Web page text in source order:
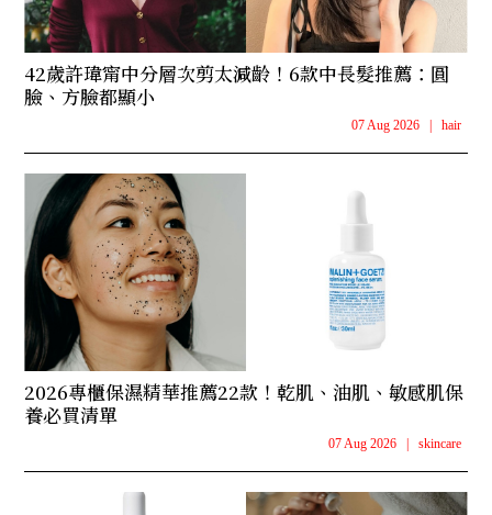
42歲許瑋甯中分層次剪太減齡！6款中長髮推薦：圓
臉、方臉都顯小
07 Aug 2026 hair
2026專櫃保濕精華推薦22款！乾肌、油肌、敏感肌保
養必買清單
07 Aug 2026 skincare